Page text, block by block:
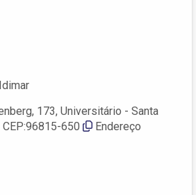
173, Universitário - Santa
650
Endereço